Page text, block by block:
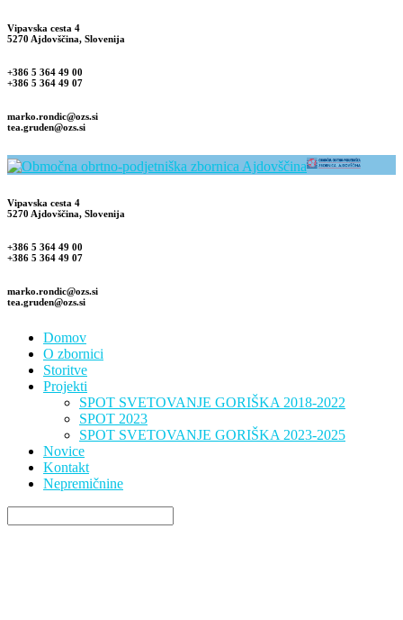
Vipavska cesta 4
5270 Ajdovščina, Slovenija
+386 5 364 49 00
+386 5 364 49 07
marko.rondic@ozs.si
tea.gruden@ozs.si
Vipavska cesta 4
5270 Ajdovščina, Slovenija
+386 5 364 49 00
+386 5 364 49 07
marko.rondic@ozs.si
tea.gruden@ozs.si
Domov
O zbornici
Storitve
Projekti
SPOT SVETOVANJE GORIŠKA 2018-2022
SPOT 2023
SPOT SVETOVANJE GORIŠKA 2023-2025
Novice
Kontakt
Nepremičnine